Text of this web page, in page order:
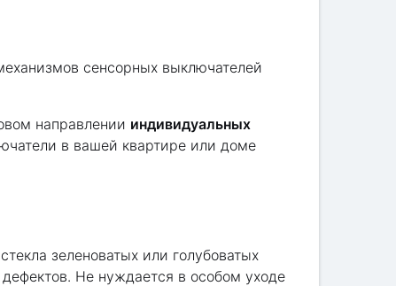
сенсорных выключателей
направлении индивидуальных
в вашей квартире или доме
зеленоватых или голубоватых
Не нуждается в особом уходе